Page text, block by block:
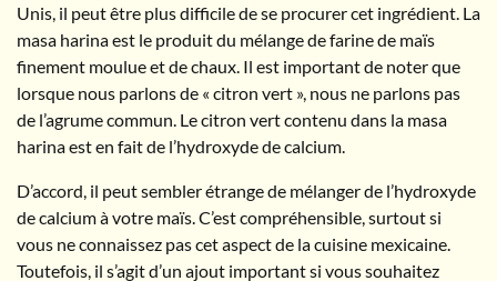
Unis, il peut être plus difficile de se procurer cet ingrédient. La
masa harina est le produit du mélange de farine de maïs
finement moulue et de chaux. Il est important de noter que
lorsque nous parlons de « citron vert », nous ne parlons pas
de l’agrume commun. Le citron vert contenu dans la masa
harina est en fait de l’hydroxyde de calcium.
D’accord, il peut sembler étrange de mélanger de l’hydroxyde
de calcium à votre maïs. C’est compréhensible, surtout si
vous ne connaissez pas cet aspect de la cuisine mexicaine.
Toutefois, il s’agit d’un ajout important si vous souhaitez